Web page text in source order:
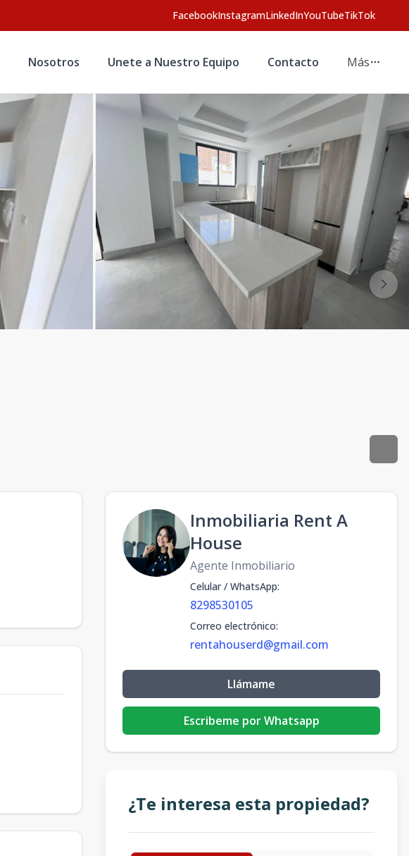
FacebookInstagramLinkedInYouTubeTikTok
Nosotros Unete a Nuestro Equipo Contacto Más
Inmobiliaria Rent A
House
Agente Inmobiliario
Celular / WhatsApp:
8298530105
Correo electrónico:
rentahouserd@gmail.com
Llámame
Escribeme por Whatsapp
¿Te interesa esta propiedad?